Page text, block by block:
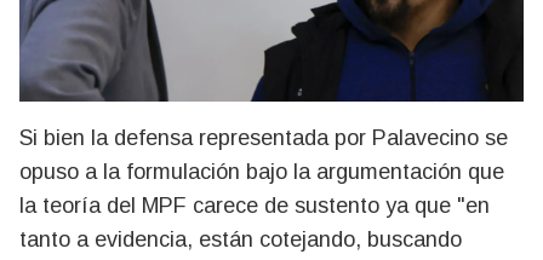
Si bien la defensa representada por Palavecino se
opuso a la formulación bajo la argumentación que
la teoría del MPF carece de sustento ya que "en
tanto a evidencia, están cotejando, buscando